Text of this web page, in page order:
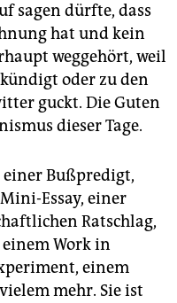
sagen dürfte, dass
hat und kein
weggehört, weil
oder zu den
guckt. Die Guten
dieser Tage.
einer Bußpredigt,
Essay, einer
Ratschlag,
Work in
einem
mehr. Sie ist